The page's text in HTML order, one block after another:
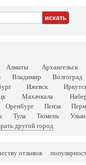
Алматы
Архангельск
Владимир
Волгоград
Ижевск
Махачкала
Оренбург Пенза
Тула Тюмень
другой город
отзывов